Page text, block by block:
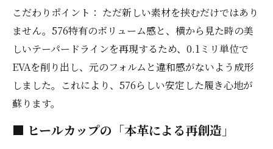
こだわりポイント： ただ新しい素材を挟むだけではあり
ません。576特有のボリューム感と、横から見た時の美
しいテーパードラインを再現するため、0.1ミリ単位で
EVAを削り出し、元のフォルムと違和感がないよう成形
しました。これにより、576らしい安定した履き心地が
蘇ります。
■ ヒールカップの「本革による再創造」